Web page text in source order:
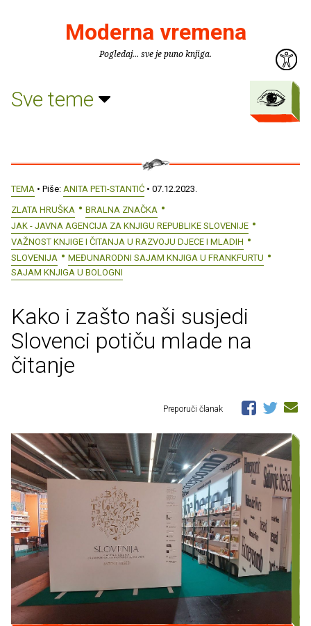
Moderna vremena
Pogledaj... sve je puno knjiga.
Sve teme
TEMA • Piše: ANITA PETI-STANTIĆ • 07.12.2023.
ZLATA HRUŠKA
BRALNA ZNAČKA
JAK - JAVNA AGENCIJA ZA KNJIGU REPUBLIKE SLOVENIJE
VAŽNOST KNJIGE I ČITANJA U RAZVOJU DJECE I MLADIH
SLOVENIJA
MEĐUNARODNI SAJAM KNJIGA U FRANKFURTU
SAJAM KNJIGA U BOLOGNI
Kako i zašto naši susjedi
Slovenci potiču mlade na
čitanje
Preporuči članak